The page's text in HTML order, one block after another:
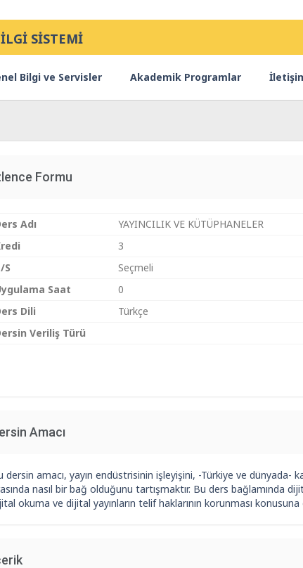
SİSTEMİ
Bilgi ve Servisler Akademik Programlar
Formu
Adı YAYINCILIK VE KÜTÜPHANELER
3
S
Seçmeli
Saat
0
Dili
Türkçe
Veriliş Türü
Amacı
dersin amacı, yayın endüstrisinin işleyişini, -Türkiye ve dünyada-
nasıl bir bağ olduğunu tartışmaktır. Bu ders bağlamında
okuma ve dijital yayınların telif haklarının korunması